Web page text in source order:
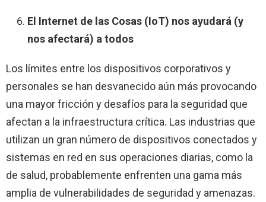
El Internet de las Cosas (IoT) nos ayudará (y
nos afectará) a todos
Los límites entre los dispositivos corporativos y
personales se han desvanecido aún más provocando
una mayor fricción y desafíos para la seguridad que
afectan a la infraestructura crítica. Las industrias que
utilizan un gran número de dispositivos conectados y
sistemas en red en sus operaciones diarias, como la
de salud, probablemente enfrenten una gama más
amplia de vulnerabilidades de seguridad y amenazas.